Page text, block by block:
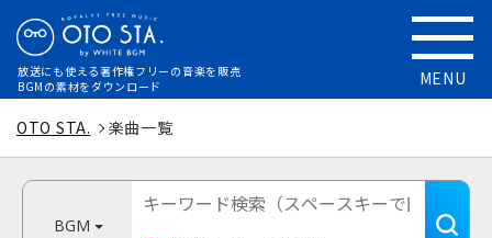
放送にも使える著作権フリーの音楽を販売
BGMの素材をダウンロード
MENU
OTO STA. 楽曲一覧
BGM